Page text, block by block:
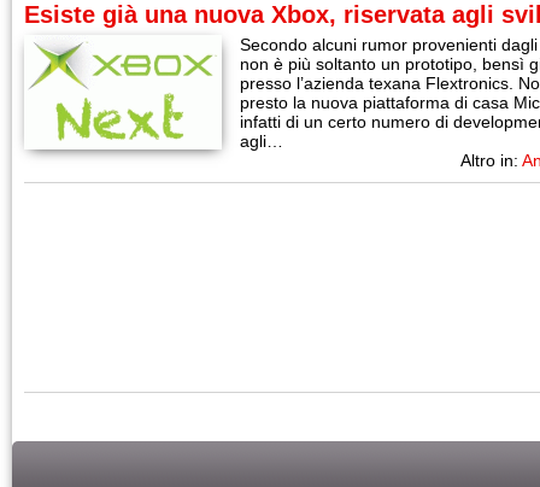
Esiste già una nuova Xbox, riservata agli
Secondo alcuni rumor provenienti
non è più soltanto un prototipo, bensì
presso l’azienda texana Flextronics.
presto la nuova piattaforma di casa
infatti di un certo numero di
agli…
Altro in: